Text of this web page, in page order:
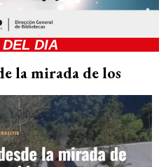
DIA
la mirada de los